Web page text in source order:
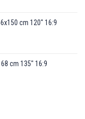
cm 120" 16:9
cm 135" 16:9